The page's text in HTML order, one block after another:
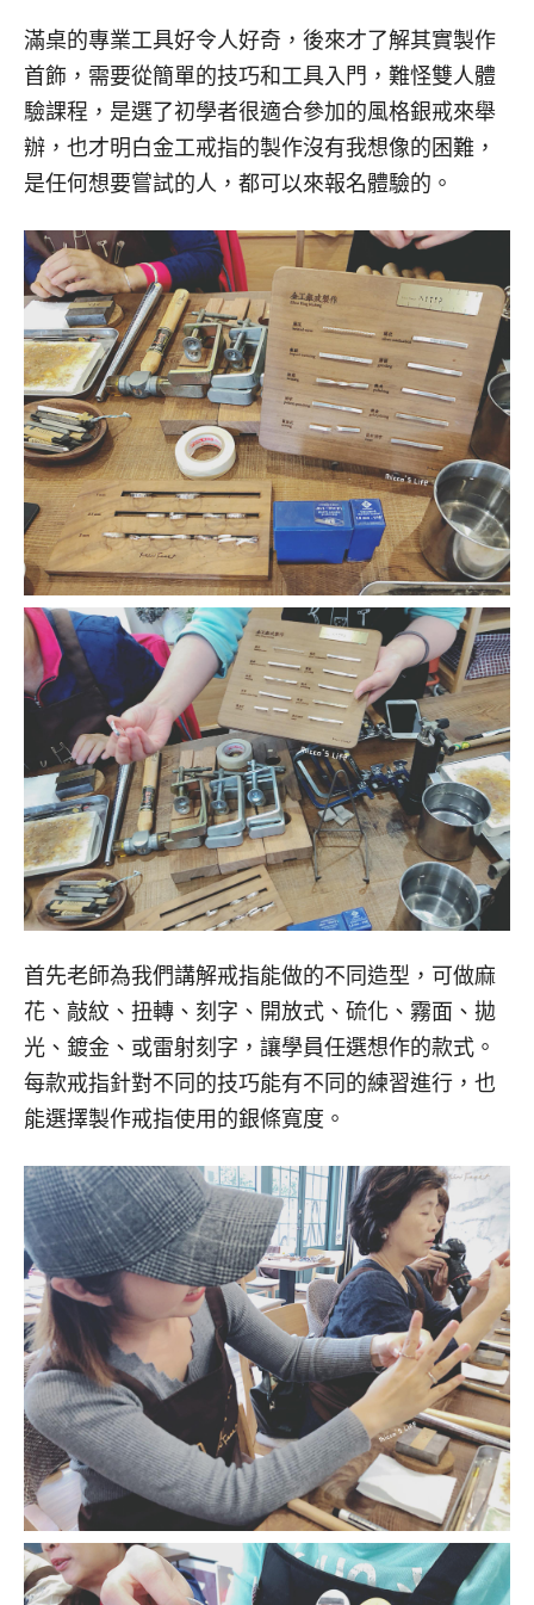
滿桌的專業工具好令人好奇，後來才了解其實製作
首飾，需要從簡單的技巧和工具入門，難怪雙人體
驗課程，是選了初學者很適合參加的風格銀戒來舉
辦，也才明白金工戒指的製作沒有我想像的困難，
是任何想要嘗試的人，都可以來報名體驗的。
首先老師為我們講解戒指能做的不同造型，可做麻
花、敲紋、扭轉、刻字、開放式、硫化、霧面、拋
光、鍍金、或雷射刻字，讓學員任選想作的款式。
每款戒指針對不同的技巧能有不同的練習進行，也
能選擇製作戒指使用的銀條寬度。